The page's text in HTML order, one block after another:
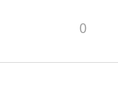
0